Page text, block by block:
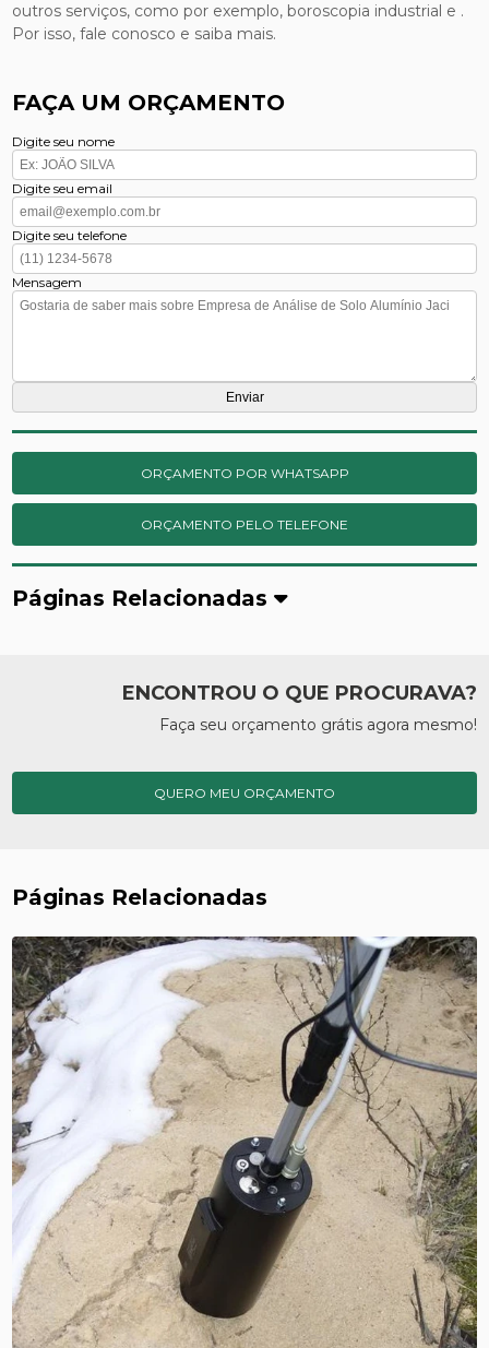
outros serviços, como por exemplo, boroscopia industrial e .
Por isso, fale conosco e saiba mais.
FAÇA UM ORÇAMENTO
Digite seu nome
Digite seu email
Digite seu telefone
Mensagem
ORÇAMENTO POR WHATSAPP
ORÇAMENTO PELO TELEFONE
Páginas Relacionadas
ENCONTROU O QUE PROCURAVA?
Faça seu orçamento grátis agora mesmo!
QUERO MEU ORÇAMENTO
Páginas Relacionadas